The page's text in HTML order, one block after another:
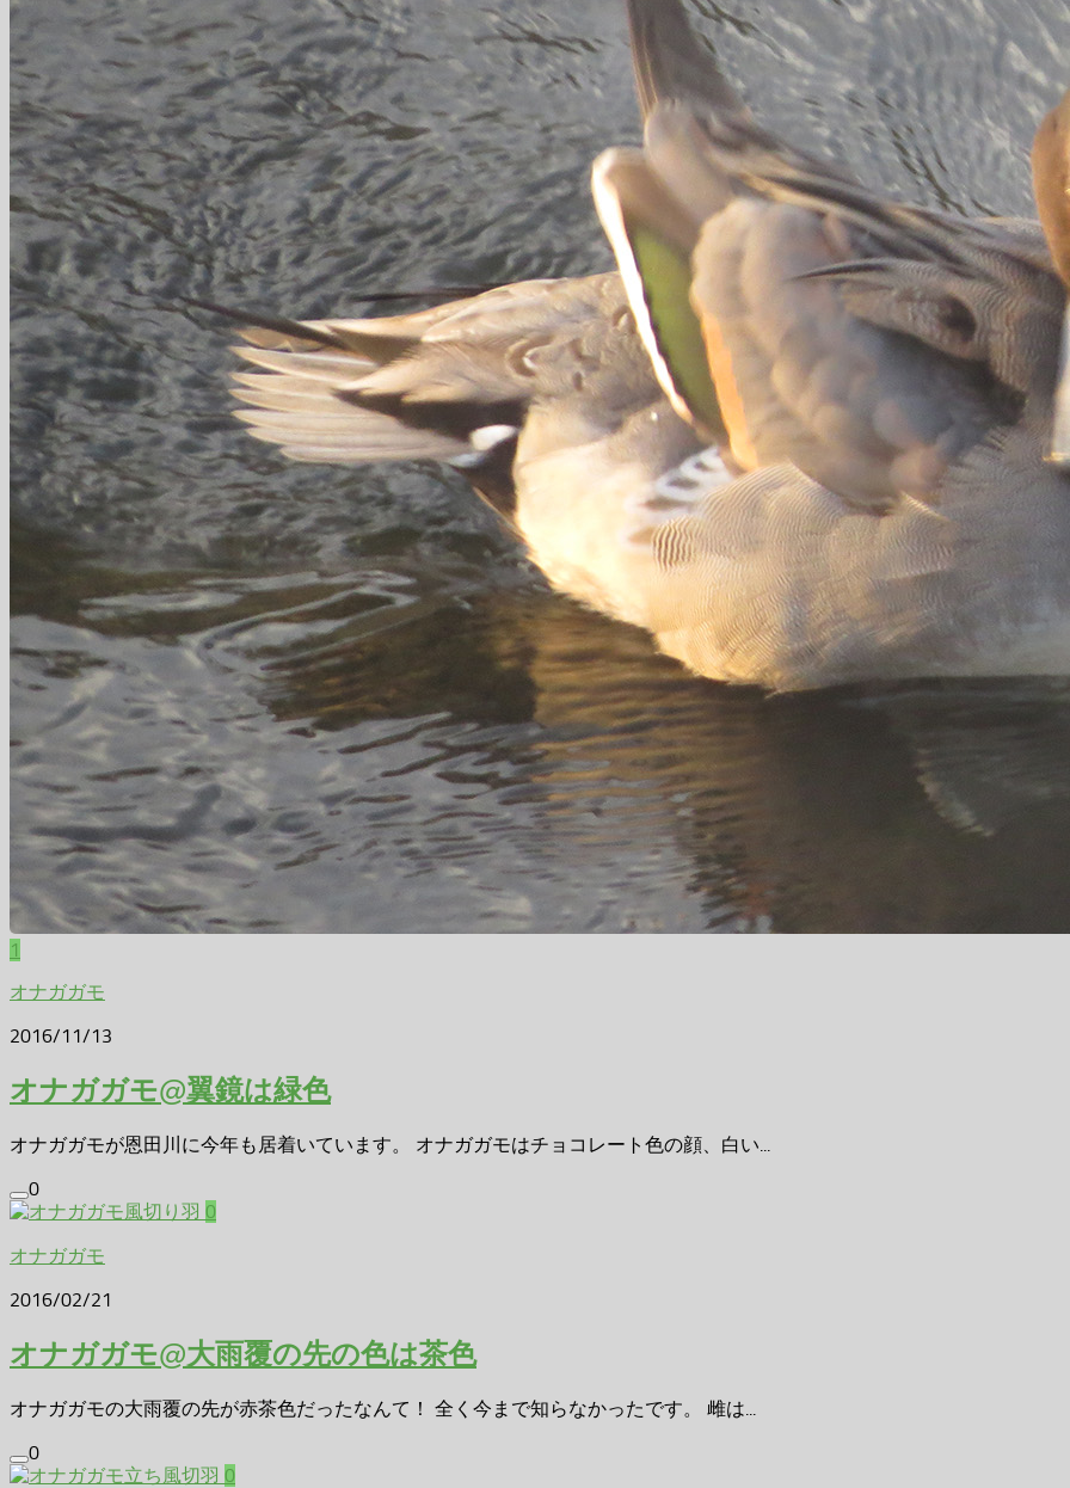
1
オナガガモ
2016/11/13
オナガガモ@翼鏡は緑色
オナガガモが恩田川に今年も居着いています。 オナガガモはチョコレート色の顔、白い...
0
0
オナガガモ
2016/02/21
オナガガモ@大雨覆の先の色は茶色
オナガガモの大雨覆の先が赤茶色だったなんて！ 全く今まで知らなかったです。 雌は...
0
0